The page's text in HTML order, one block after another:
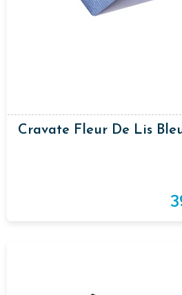
Cravate Fleur De Lis